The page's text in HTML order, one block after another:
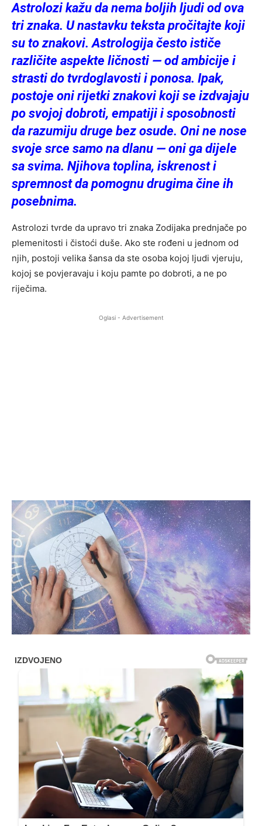
Astrolozi kažu da nema boljih ljudi od ova
tri znaka. U nastavku teksta pročitajte koji
su to znakovi. Astrologija često ističe
različite aspekte ličnosti — od ambicije i
strasti do tvrdoglavosti i ponosa. Ipak,
postoje oni rijetki znakovi koji se izdvajaju
po svojoj dobroti, empatiji i sposobnosti
da razumiju druge bez osude. Oni ne nose
svoje srce samo na dlanu — oni ga dijele
sa svima. Njihova toplina, iskrenost i
spremnost da pomognu drugima čine ih
posebnima.
Astrolozi tvrde da upravo tri znaka Zodijaka prednjače po
plemenitosti i čistoći duše. Ako ste rođeni u jednom od
njih, postoji velika šansa da ste osoba kojoj ljudi vjeruju,
kojoj se povjeravaju i koju pamte po dobroti, a ne po
riječima.
Oglasi - Advertisement